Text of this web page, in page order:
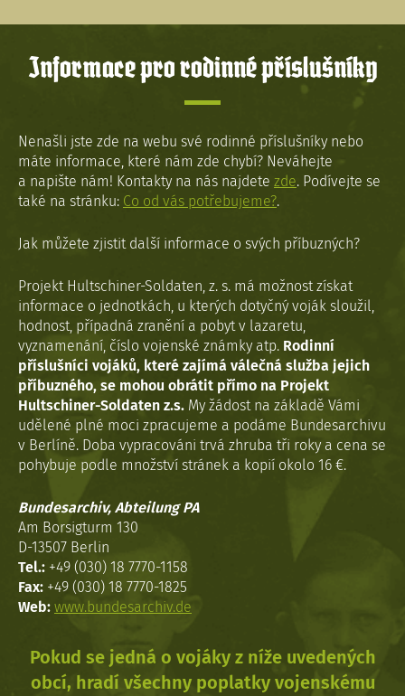
Informace pro rodinné příslušníky
Nenašli jste zde na webu své rodinné příslušníky nebo
máte informace, které nám zde chybí? Neváhejte
a napište nám! Kontakty na nás najdete zde. Podívejte se
také na stránku: Co od vás potřebujeme?.
Jak můžete zjistit další informace o svých příbuzných?
Projekt Hultschiner-Soldaten, z. s. má možnost získat
informace o jednotkách, u kterých dotyčný voják sloužil,
hodnost, případná zranění a pobyt v lazaretu,
vyznamenání, číslo vojenské známky atp. Rodinní
příslušníci vojáků, které zajímá válečná služba jejich
příbuzného, se mohou obrátit přímo na Projekt
Hultschiner-Soldaten z.s. My žádost na základě Vámi
udělené plné moci zpracujeme a podáme Bundesarchivu
v Berlíně. Doba vypracováni trvá zhruba tři roky a cena se
pohybuje podle množství stránek a kopií okolo 16 €.
Bundesarchiv, Abteilung PA
Am Borsigturm 130
D-13507 Berlin
Tel.: +49 (030) 18 7770-1158
Fax: +49 (030) 18 7770-1825
Web: www.bundesarchiv.de
Pokud se jedná o vojáky z níže uvedených
obcí, hradí všechny poplatky vojenskému